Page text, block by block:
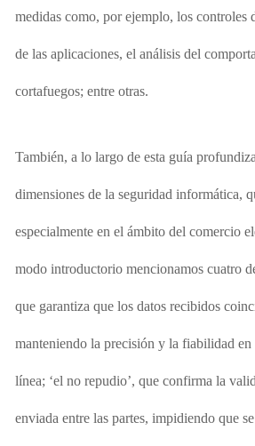
medidas como, por ejemplo, los controles
de las aplicaciones, el análisis del
cortafuegos; entre otras.
También, a lo largo de esta guía
dimensiones de la seguridad informática,
especialmente en el ámbito del comercio
modo introductorio mencionamos cuatro
que garantiza que los datos recibidos
manteniendo la precisión y la fiabilidad en
línea; ‘el no repudio’, que confirma la
enviada entre las partes, impidiendoque